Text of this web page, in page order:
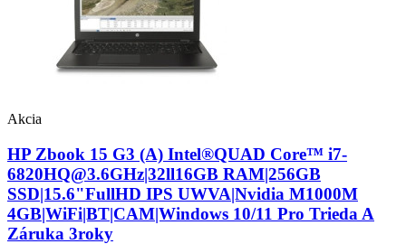
Akcia
HP Zbook 15 G3 (A) Intel®QUAD Core™ i7-
6820HQ@3.6GHz|32ll16GB RAM|256GB
SSD|15.6"FullHD IPS UWVA|Nvidia M1000M
4GB|WiFi|BT|CAM|Windows 10/11 Pro Trieda A
Záruka 3roky